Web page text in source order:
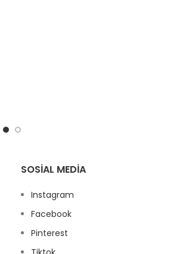
SOSIAL MEDIA
Instagram
Facebook
Pinterest